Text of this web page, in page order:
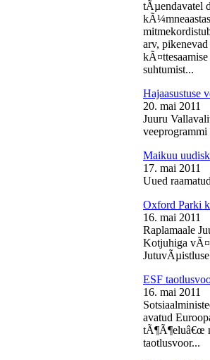
tÃµendavatel
arv,
suhtumist...
Hajaasustuse
20. mai 2011
Juuru
Maikuu
17. mai 2011
Uued
Oxford Parki
16. mai 2011
Raplamaale
Kotjuhiga
ESF
16. mai 2011
avatud
tÃ¶Ã¶eluâ€œ
taotlusvoor...